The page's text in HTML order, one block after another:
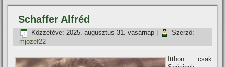
Schaffer Alfréd
Közzétéve: 2025. augusztus 31. vasárnap
Szerző:
mjozef22
Itthon csak